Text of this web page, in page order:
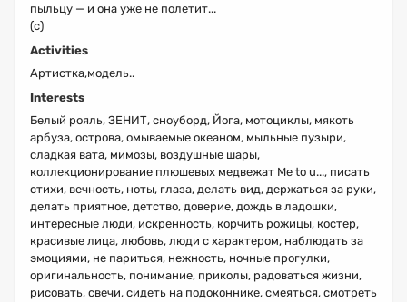
пыльцу — и она уже не полетит...
(с)
Activities
Артистка,модель..
Interests
Белый рояль, ЗЕНИТ, сноуборд, Йога, мотоциклы, мякоть
арбуза, острова, омываемые океаном, мыльные пузыри,
сладкая вата, мимозы, воздушные шары,
коллекционирование плюшевых медвежат Me to u..., писать
стихи, вечность, ноты, глаза, делать вид, держаться за руки,
делать приятное, детство, доверие, дождь в ладошки,
интересные люди, искренность, корчить рожицы, костер,
красивые лица, любовь, люди с характером, наблюдать за
эмоциями, не париться, нежность, ночные прогулки,
оригинальность, понимание, приколы, радоваться жизни,
рисовать, свечи, сидеть на подоконнике, смеяться, смотреть